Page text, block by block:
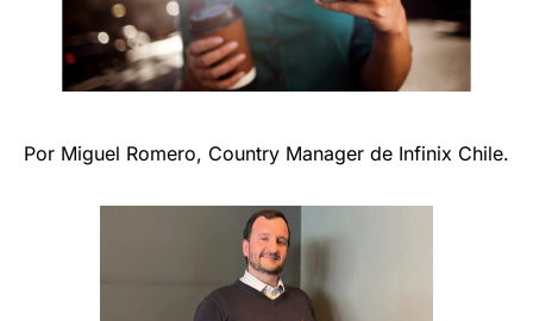
Por Miguel Romero, Country Manager de Infinix Chile.